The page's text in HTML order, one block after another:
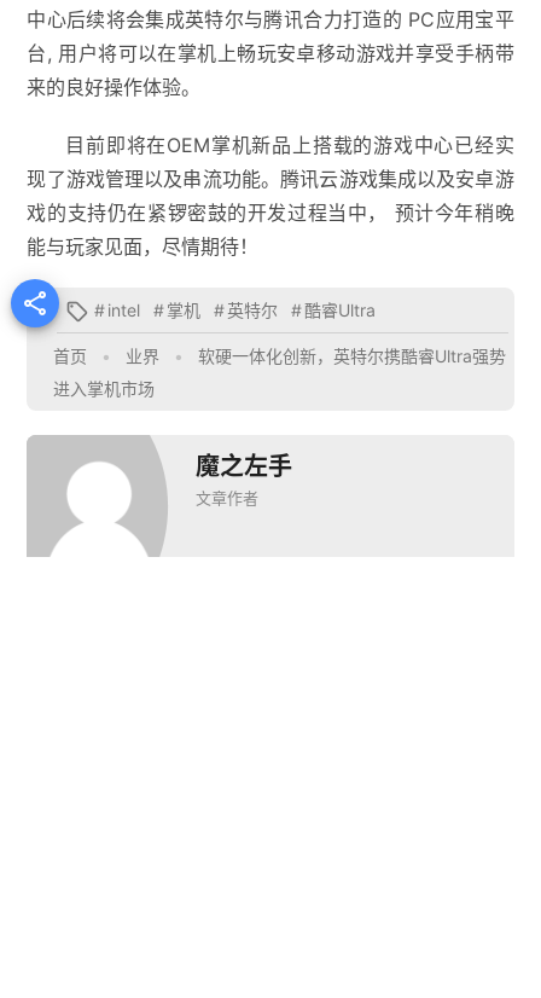
中心后续将会集成英特尔与腾讯合⼒打造的 PC应用宝平
台, ⽤⼾将可以在掌机上畅玩安卓移动游戏并享受⼿柄带
来的良好操作体验。
目前即将在OEM掌机新品上搭载的游戏中心已经实
现了游戏管理以及串流功能。腾讯云游戏集成以及安卓游
戏的支持仍在紧锣密鼓的开发过程当中， 预计今年稍晚
能与玩家见面，尽情期待！
  #intel #掌机 #英特尔 #酷睿Ultra
首页 • 业界 •
软硬一体化创新，英特尔携酷睿Ultra强势
进入掌机市场
魔之左手
文章作者